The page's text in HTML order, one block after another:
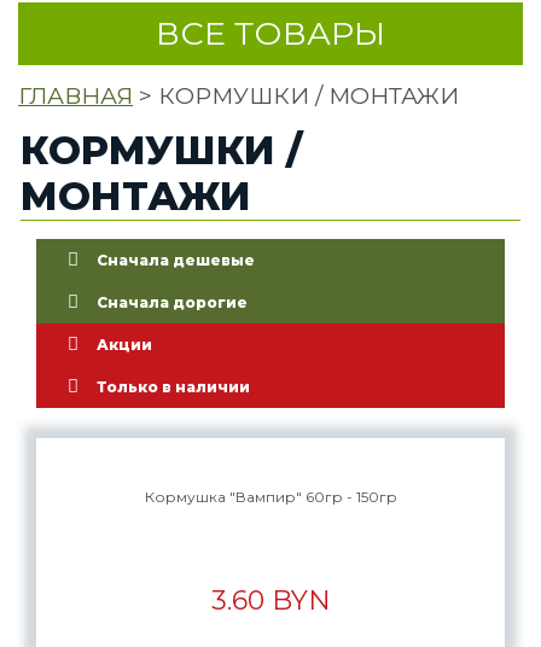
ВСЕ ТОВАРЫ
ГЛАВНАЯ > КОРМУШКИ / МОНТАЖИ
КОРМУШКИ /
МОНТАЖИ
Сначала дешевые
Сначала дорогие
Акции
Только в наличии
Кормушка "Вампир" 60гр - 150гр
3.60 BYN